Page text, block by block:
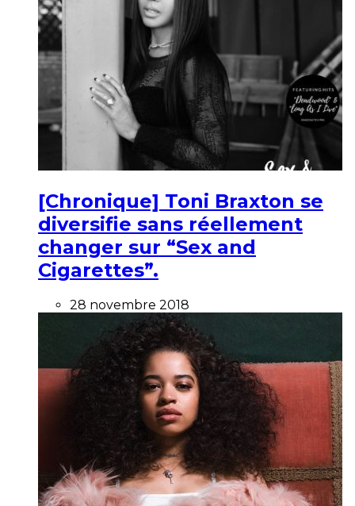
[Chronique] Toni Braxton se
diversifie sans réellement
changer sur “Sex and
Cigarettes”.
28 novembre 2018